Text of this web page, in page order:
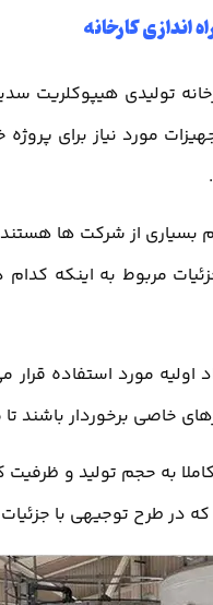
اندازی کارخانه
تولیدی هیپوکلریت
مورد نیاز برای
از شرکت ها هستند
مربوط به اینکه
اولیه مورد استفاده
خاصی برخوردار باشند
به حجم تولید و
که در طرح توجیهی با